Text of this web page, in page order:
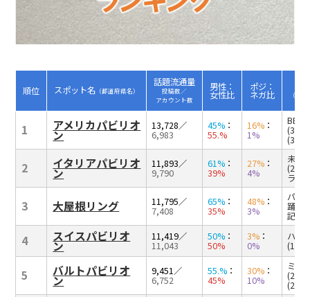
順位 スポット名 （都道府県名）
話題流通量
投稿数／
アカウント数
男性：
女性比
ポジ：
ネガ比 （そ
1 アメリカパビリオ
ン
13,728／
6,983
45%：
55.%
16%：
1%
2 イタリアパビリオ
ン
11,893／
9,790
61%：
39%
27%：
4%
未来
ラヴ
3 大屋根リング 11,795／
7,408
65%：
35%
48%：
3%
パビ
踊り
記録
4 スイスパビリオ
ン
11,419／
11,043
50%：
50%
3%：
0%
ハイ
5 バルトパビリオ
ン
9,451／
6,752
55.%：
45%
30%：
10%
ミャ